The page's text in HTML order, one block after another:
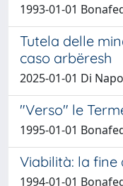
1993-01-01
Tutela delle
caso arbëresh
2025-01-01 Di
"Verso" le
1995-01-01
Viabilità: la fine
1994-01-01